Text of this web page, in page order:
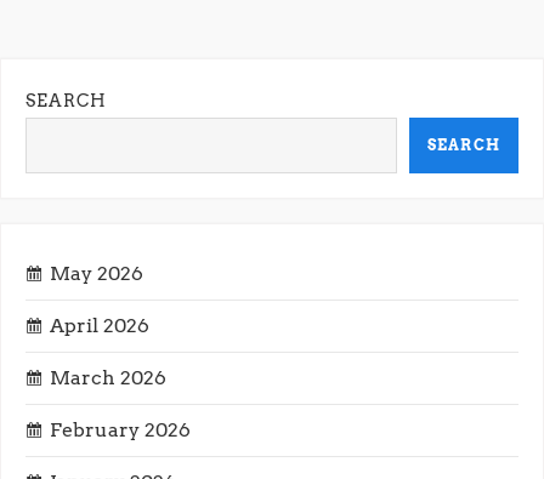
t
n
v
i
g
a
SEARCH
SEARCH
May 2026
April 2026
March 2026
February 2026